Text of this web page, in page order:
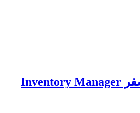
مطلوب فوراً للسفر Inventory Manager